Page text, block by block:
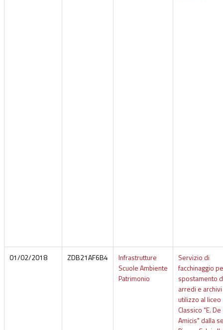
01/02/2018 ZDB21AF6B4
Infrastrutture
Scuole Ambiente
Patrimonio
Servizio di
facchinaggio
spostamento
arredi e
utilizzo al liceo
Classico "E. De
Amicis" dalla